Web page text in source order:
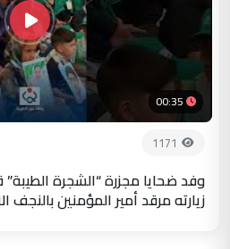
00:35
1171
وفد ضحايا مجزرة “الشجرة الطيبة”
زيارته مرقد أمير المؤمنين بالنجف